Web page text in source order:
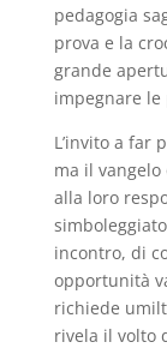
pedagogia
prova e la
grande
impegnare le
L’invito a far
ma il
alla loro
incontro, di
opportunità
richiede
rivela il volto